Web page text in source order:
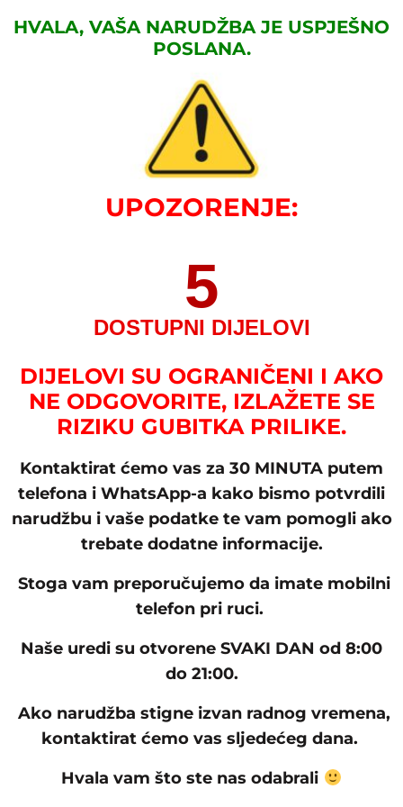
HVALA, VAŠA NARUDŽBA JE USPJEŠNO
POSLANA.
UPOZORENJE:
DOSTUPNI DIJELOVI
5
DIJELOVI SU OGRANIČENI I AKO
NE ODGOVORITE, IZLAŽETE SE
RIZIKU GUBITKA PRILIKE.
Kontaktirat ćemo vas za 30 MINUTA putem
telefona i WhatsApp-a kako bismo potvrdili
narudžbu i vaše podatke te vam pomogli ako
trebate dodatne informacije.
Stoga vam preporučujemo da imate mobilni
telefon pri ruci.
Naše uredi su otvorene SVAKI DAN od 8:00
do 21:00.
Ako narudžba stigne izvan radnog vremena,
kontaktirat ćemo vas sljedećeg dana.
Hvala vam što ste nas odabrali